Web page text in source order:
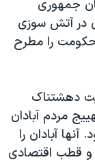
جمهوری
در آتش سوزی
را مطرح
دهشتناک
مردم آبادان
آبادان را
و قطب اقتصادی